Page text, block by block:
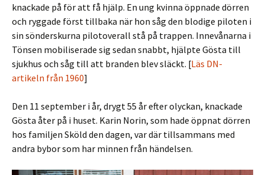
knackade på för att få hjälp. En ung kvinna öppnade dörren
och ryggade först tillbaka när hon såg den blodige piloten i
sin sönderskurna pilotoverall stå på trappen. Innevånarna i
Tönsen mobiliserade sig sedan snabbt, hjälpte Gösta till
sjukhus och såg till att branden blev släckt. [Läs DN-
artikeln från 1960]
Den 11 september i år, drygt 55 år efter olyckan, knackade
Gösta åter på i huset. Karin Norin, som hade öppnat dörren
hos familjen Sköld den dagen, var där tillsammans med
andra bybor som har minnen från händelsen.